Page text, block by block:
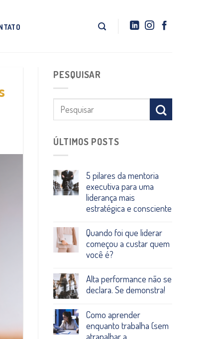
PESQUISAR
ÚLTIMOS POSTS
5 pilares da mentoria
executiva para uma
liderança mais
estratégica e consciente
Quando foi que liderar
começou a custar quem
você é?
Alta performance não se
declara. Se demonstra!
Como aprender
enquanto trabalha (sem
atrapalhar a